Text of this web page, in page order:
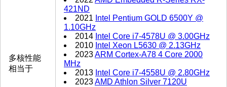
多核性能
相当于
421ND
2021 Intel Pentium GOLD 6500Y @
1.10GHz
2014 Intel Core i7-4578U @ 3.00GHz
2010 Intel Xeon L5630 @ 2.13GHz
2023ARM Cortex-A78 4 Core 2000
MHz
2013 Intel Core i7-4558U @ 2.80GHz
2023AMD Athlon Silver 7120U